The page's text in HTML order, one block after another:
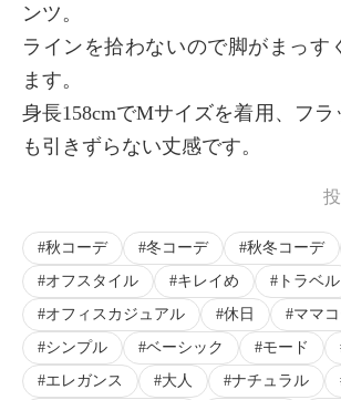
×
ンツ。
ラインを拾わないので脚がまっす
ます。
身長158cmでMサイズを着用、フ
も引きずらない丈感です。
秋コーデ 冬コーデ 秋冬コーデ
オフスタイル
キレイめ トラベル
オフィスカジュアル
休日
ママ
シンプル
ベーシック モード
エレガンス
大人 ナチュラル